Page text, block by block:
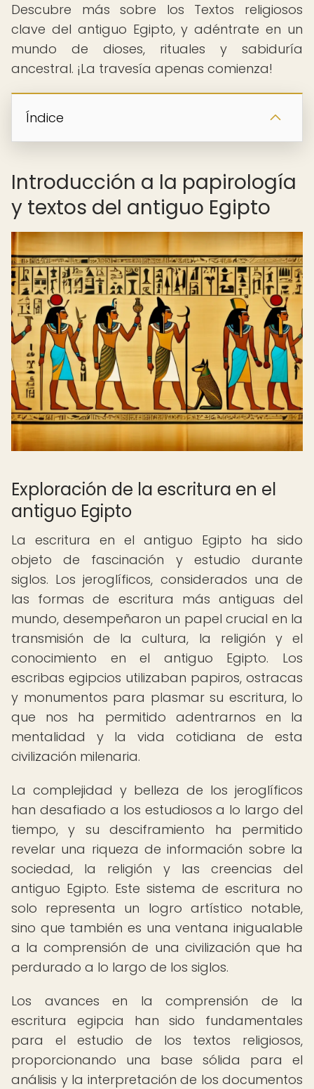
Descubre más sobre los Textos religiosos
clave del antiguo Egipto, y adéntrate en un
mundo de dioses, rituales y sabiduría
ancestral. ¡La travesía apenas comienza!
Índice
Introducción a la papirología
y textos del antiguo Egipto
Exploración de la escritura en el
antiguo Egipto
La escritura en el antiguo Egipto ha sido
objeto de fascinación y estudio durante
siglos. Los jeroglíficos, considerados una de
las formas de escritura más antiguas del
mundo, desempeñaron un papel crucial en la
transmisión de la cultura, la religión y el
conocimiento en el antiguo Egipto. Los
escribas egipcios utilizaban papiros, ostracas
y monumentos para plasmar su escritura, lo
que nos ha permitido adentrarnos en la
mentalidad y la vida cotidiana de esta
civilización milenaria.
La complejidad y belleza de los jeroglíficos
han desafiado a los estudiosos a lo largo del
tiempo, y su desciframiento ha permitido
revelar una riqueza de información sobre la
sociedad, la religión y las creencias del
antiguo Egipto. Este sistema de escritura no
solo representa un logro artístico notable,
sino que también es una ventana inigualable
a la comprensión de una civilización que ha
perdurado a lo largo de los siglos.
Los avances en la comprensión de la
escritura egipcia han sido fundamentales
para el estudio de los textos religiosos,
proporcionando una base sólida para el
análisis y la interpretación de los documentos